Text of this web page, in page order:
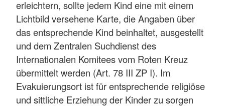
erleichtern, sollte jedem Kind eine mit einem
Lichtbild versehene Karte, die Angaben über
das entsprechende Kind beinhaltet, ausgestellt
und dem Zentralen Suchdienst des
Internationalen Komitees vom Roten Kreuz
übermittelt werden (Art. 78 III ZP I). Im
Evakuierungsort ist für entsprechende religiöse
und sittliche Erziehung der Kinder zu sorgen